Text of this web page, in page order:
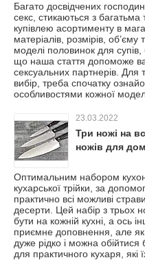
Багато досвідчених
секс, стикаються з
купівлею асортименту в
матеріалів, розмірів,
моделі половинок для
що наша стаття допоможе
сексуальних партнерів.
вибір, треба спочатку
особливостями кожної
23.03.2022
Три ножі на
ножів для
Оптимальним набором
кухарської трійки, за
практично всі можливі
десерти. Цей набір з трьох
бути на кожній кухні, а ось
приємне доповнення, але
дуже рідко і можна обійтися
для практичного кухаря, які